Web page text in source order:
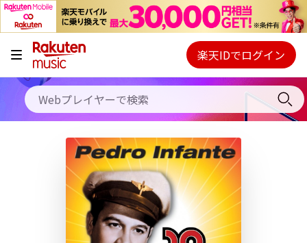
キャンペーン
料金プラン
使い方
初回30日間無料お試し
Webプレイヤー
ご契約内容の確認・変更
楽天IDでログイン